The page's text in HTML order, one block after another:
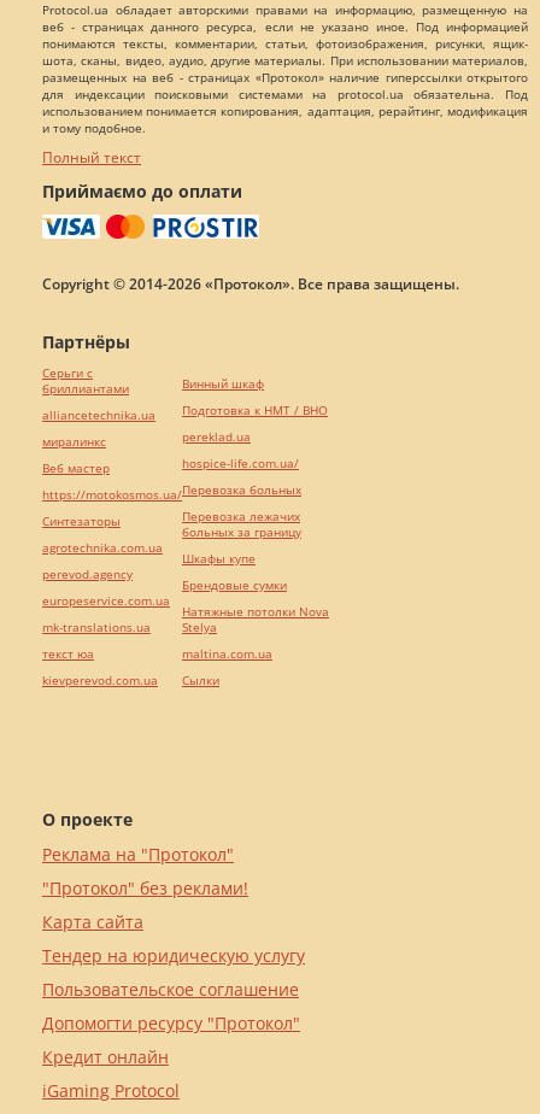
Protocol.ua обладает авторскими правами на информацию, размещенную на
веб - страницах данного ресурса, если не указано иное. Под информацией
понимаются тексты, комментарии, статьи, фотоизображения, рисунки, ящик-
шота, сканы, видео, аудио, другие материалы. При использовании материалов,
размещенных на веб - страницах «Протокол» наличие гиперссылки открытого
для индексации поисковыми системами на protocol.ua обязательна. Под
использованием понимается копирования, адаптация, рерайтинг, модификация
и тому подобное.
Полный текст
Приймаємо до оплати
Copyright © 2014-2026 «Протокол». Все права защищены.
О проекте
Реклама на "Протокол"
"Протокол" без реклами!
Карта сайта
Тендер на юридическую услугу
Пользовательское соглашение
Допомогти ресурсу "Протокол"
Кредит онлайн
iGaming Protocol
Партнёры
Серьги с
бриллиантами
alliancetechnika.ua
миралинкс
Веб мастер
https://motokosmos.ua/
Синтезаторы
agrotechnika.com.ua
perevod.agency
europeservice.com.ua
mk-translations.ua
текст юа
kievperevod.com.ua
Винный шкаф
Подготовка к НМТ / ВНО
pereklad.ua
hospice-life.com.ua/
Перевозка больных
Перевозка лежачих
больных за границу
Шкафы купе
Брендовые сумки
Натяжные потолки Nova
Stelya
maltina.com.ua
Cылки